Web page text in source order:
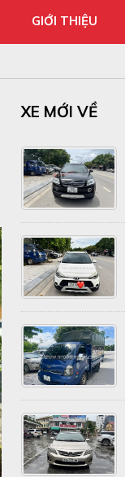
GIỚI THIỆU
XE MỚI VỀ